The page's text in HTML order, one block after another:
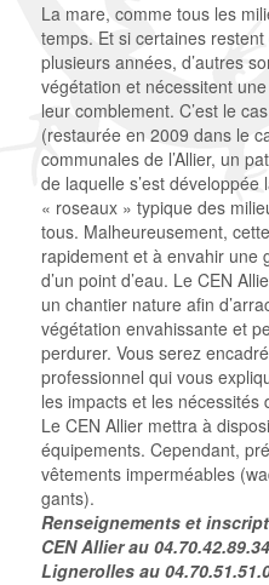
La mare, comme tous les
temps. Et si certaines
plusieurs années, d’autres
végétation et nécessitent
leur comblement. C’est le
(restaurée en 2009 dans le
communales de l’Allier, un
de laquelle s’est
« roseaux » typique des
tous. Malheureusement,
rapidement et à envahir une
d’un point d’eau. Le CEN
un chantier nature afin
végétation envahissante et
perdurer. Vous serez
professionnel qui vous
les impacts et les nécessités
Le CEN Allier mettra à
équipements. Cependant,
vêtements imperméables
gants).
Renseignements et
CEN Allier au
Lignerolles au